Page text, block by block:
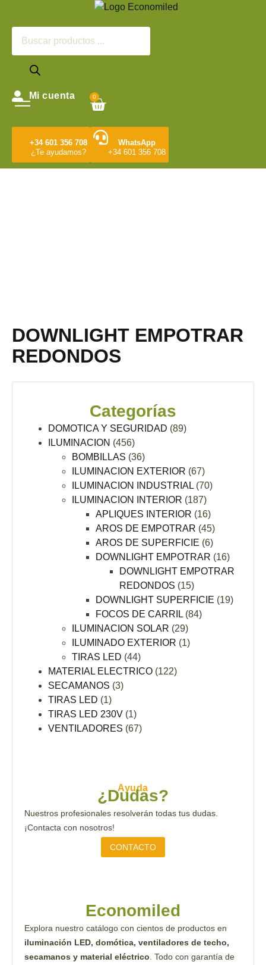
Mi cuenta 0
+34 601 356 708
¿Te ayudamos?
WhatsApp
+34 601 356 708
DOWNLIGHT EMPOTRAR
REDONDOS
Categorías
DOMOTICA Y SEGURIDAD (89)
ILUMINACION (456)
BOMBILLAS (36)
ILUMINACION EXTERIOR (67)
ILUMINACION INDUSTRIAL (70)
ILUMINACION INTERIOR (187)
APLIQUES INTERIOR (16)
AROS DE EMPOTRAR (45)
AROS DE SUPERFICIE (6)
DOWNLIGHT EMPOTRAR (16)
DOWNLIGHT EMPOTRAR
REDONDOS (15)
DOWNLIGHT SUPERFICIE (19)
FOCOS DE CARRIL (84)
ILUMINACION SOLAR (29)
ILUMINADO EXTERIOR (1)
TIRAS LED (44)
MATERIAL ELECTRICO (122)
SECAMANOS (3)
TIRAS LED (1)
TIRAS LED 230V (1)
VENTILADORES (67)
Ayuda
¿Dudas?
Nuestros profesionales resolverán todas tus dudas.
¡Contacta con nosotros!
CONTACTO
Economiled
Explora nuestro catálogo con cientos de productos en
iluminación LED, domótica, ventiladores de techo,
secamanos y material eléctrico . Todo con garantía de